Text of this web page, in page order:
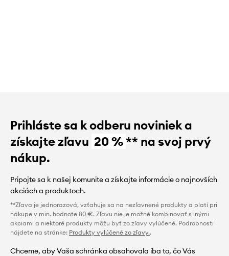
Prihláste sa k odberu noviniek a
získajte zľavu 20 %** na svoj prvý
nákup.
Pripojte sa k našej komunite a získajte informácie o najnovších
akciách a produktoch.
**Zľava je jednorazová, vzťahuje sa na nezľavnené produkty a platí pri
nákupe v min. hodnote 80 €. Zľavu nie je možné kombinovať s inými
akciami a niektoré produkty môžu byť zo zľavy vylúčené. Podrobnosti
nájdete na stránke: Produkty vylúčené zo zľavy..
Chceme, aby Vaša schránka obsahovala iba to, čo Vás